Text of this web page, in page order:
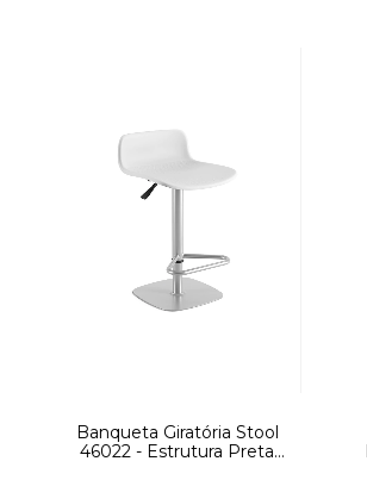
Banqueta Giratória Stool
46022 - Estrutura Preta